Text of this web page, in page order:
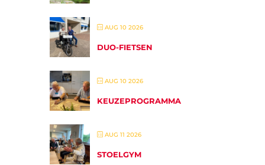
AUG 10 2026
DUO-FIETSEN
AUG 10 2026
KEUZEPROGRAMMA
AUG 11 2026
STOELGYM